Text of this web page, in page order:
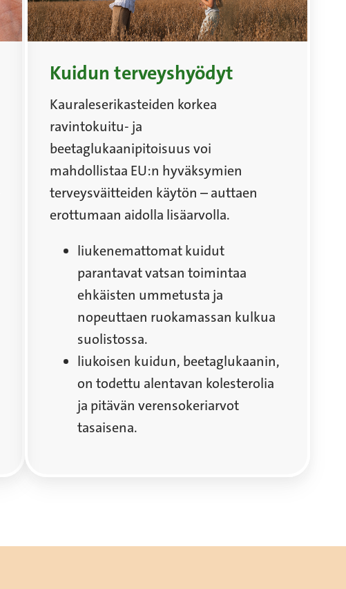
Kuidun terveyshyödyt
Kauraleserikasteiden korkea
ravintokuitu- ja
beetaglukaanipitoisuus voi
mahdollistaa EU:n hyväksymien
terveysväitteiden käytön – auttaen
erottumaan aidolla lisäarvolla.
liukenemattomat kuidut
parantavat vatsan toimintaa
ehkäisten ummetusta ja
nopeuttaen ruokamassan kulkua
suolistossa.
liukoisen kuidun, beetaglukaanin,
on todettu alentavan kolesterolia
ja pitävän verensokeriarvot
tasaisena.